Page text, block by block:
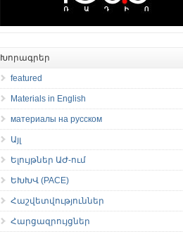
Խորագրեր
featured
Materials in English
материалы на русском
Այլ
Ելույթներ ԱԺ-ում
ԵԽԽՎ (PACE)
Հաշվետվություններ
Հարցազրույցներ